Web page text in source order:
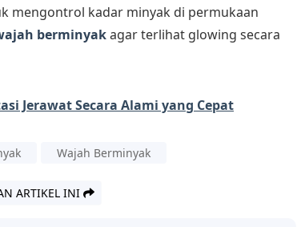
mengontrol kadar minyak di permukaan
berminyakagar terlihat glowing secara
Jerawat Secara Alami yang Cepat
Wajah Berminyak
ARTIKEL INI